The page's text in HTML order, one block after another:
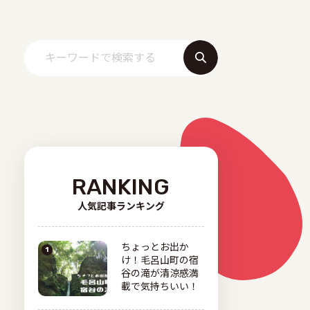
RANKING
人気記事ランキング
ちょっとお出か
け！毛呂山町の宿
谷の滝が清涼感満
載で気持ちいい！